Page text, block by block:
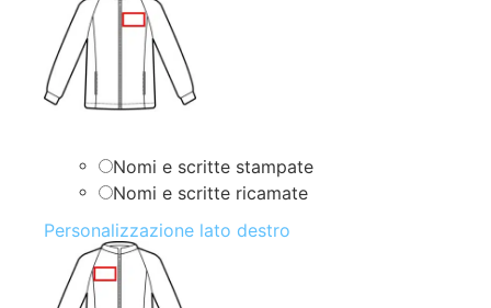
Nomi e scritte stampate
Nomi e scritte ricamate
Personalizzazione lato destro